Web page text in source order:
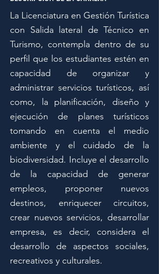
La Licenciatura en Gestión Turística
con Salida lateral de Técnico en
Turismo, contempla dentro de su
perfil que los estudiantes estén en
capacidad de organizar y
administrar servicios turísticos, así
como, la planificación, diseño y
ejecución de planes turísticos
tomando en cuenta el medio
ambiente y el cuidado de la
biodiversidad. Incluye el desarrollo
de la capacidad de generar
empleos, proponer nuevos
destinos, enriquecer circuitos,
crear nuevos servicios, desarrollar
empresa, es decir, considera el
desarrollo de aspectos sociales,
recreativos y culturales.